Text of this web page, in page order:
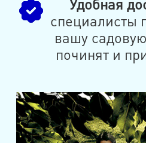
Удобная
специалисты
вашу
починят и